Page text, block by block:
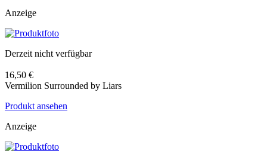
Anzeige
Derzeit nicht verfügbar
16,50 €
Vermilion Surrounded by Liars
Produkt ansehen
Anzeige